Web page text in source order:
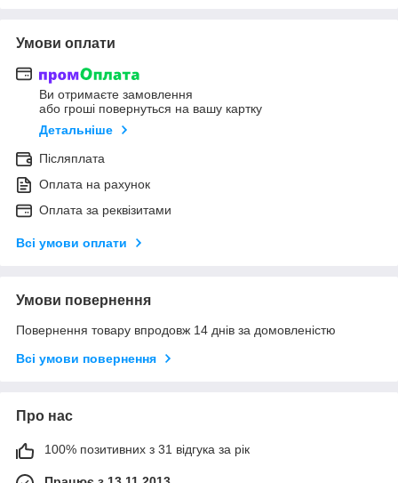
Умови оплати
Ви отримаєте замовлення
або гроші повернуться на вашу картку
Детальніше
Післяплата
Оплата на рахунок
Оплата за реквізитами
Всі умови оплати
Умови повернення
Повернення товару впродовж 14 днів за домовленістю
Всі умови повернення
Про нас
100% позитивних з 31 відгука за рік